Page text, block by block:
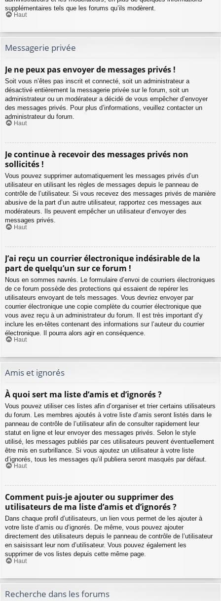
supplémentaires tels que les forums qu’ils modèrent.
Haut
Messagerie privée
Je ne peux pas envoyer de messages privés !
Soit vous n’êtes pas inscrit et connecté, soit un administrateur a
désactivé entièrement la messagerie privée sur le forum, soit un
administrateur ou un modérateur a décidé de vous empêcher d’envoyer
des messages privés. Pour plus d’informations, veuillez contacter un
administrateur du forum.
Haut
Je continue à recevoir des messages privés non
sollicités !
Vous pouvez supprimer automatiquement les messages privés d’un
utilisateur en utilisant les règles de messages depuis le panneau de
contrôle de l’utilisateur. Si vous recevez des messages privés de manière
abusive de la part d’un autre utilisateur, rapportez ces messages aux
modérateurs. Ils peuvent empêcher un utilisateur d’envoyer des
messages privés.
Haut
J’ai reçu un courrier électronique indésirable de la
part de quelqu’un sur ce forum !
Nous en sommes navrés. Le formulaire d’envoi de courriers électroniques
de ce forum possède des protections qui essaient de repérer les
utilisateurs envoyant de tels messages. Vous devriez envoyer par
courrier électronique une copie complète du courrier électronique que
vous avez reçu à un administrateur du forum. Il est très important d’y
inclure les en-têtes contenant des informations sur l’auteur du courrier
électronique. Il pourra alors agir en conséquence.
Haut
Amis et ignorés
À quoi sert ma liste d’amis et d’ignorés ?
Vous pouvez utiliser ces listes afin d’organiser et trier certains utilisateurs
du forum. Les membres ajoutés à votre liste d’amis seront listés dans le
panneau de contrôle de l’utilisateur afin de consulter rapidement leur
statut en ligne et leur envoyer des messages privés. Selon le style
utilisé, les messages publiés par ces utilisateurs peuvent éventuellement
être mis en surbrillance. Si vous ajoutez un utilisateur à votre liste
d’ignorés, tous les messages qu’il publiera seront masqués par défaut.
Haut
Comment puis-je ajouter ou supprimer des
utilisateurs de ma liste d’amis et d’ignorés ?
Dans chaque profil d’utilisateurs, un lien vous permet de les ajouter à
votre liste d’amis ou d’ignorés. De même, vous pouvez ajouter
directement des utilisateurs depuis le panneau de contrôle de l’utilisateur
en saisissant leur nom d’utilisateur. Vous pouvez également les
supprimer de vos listes depuis cette même page.
Haut
Recherche dans les forums